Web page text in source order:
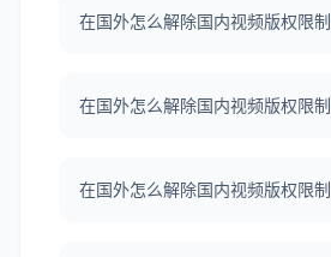
在国外怎么解除国内视频版权限制
在国外怎么解除国内视频版权限制
在国外怎么解除国内视频版权限制